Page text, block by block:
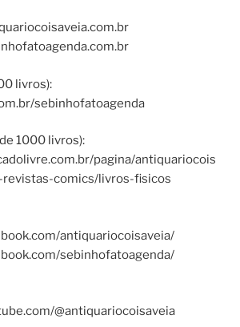
livros):
sebinhofatoagenda
1000 livros):
pagina/antiquariocois
comics/livros-fisicos
antiquariocoisaveia/
sebinhofatoagenda/
@antiquariocoisaveia